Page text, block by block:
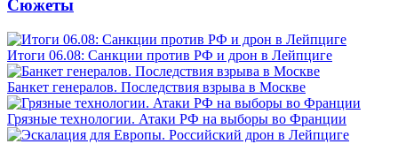
Сюжеты
Итоги 06.08: Санкции против РФ и дрон в Лейпциге
Банкет генералов. Последствия взрыва в Москве
Грязные технологии. Атаки РФ на выборы во Франции